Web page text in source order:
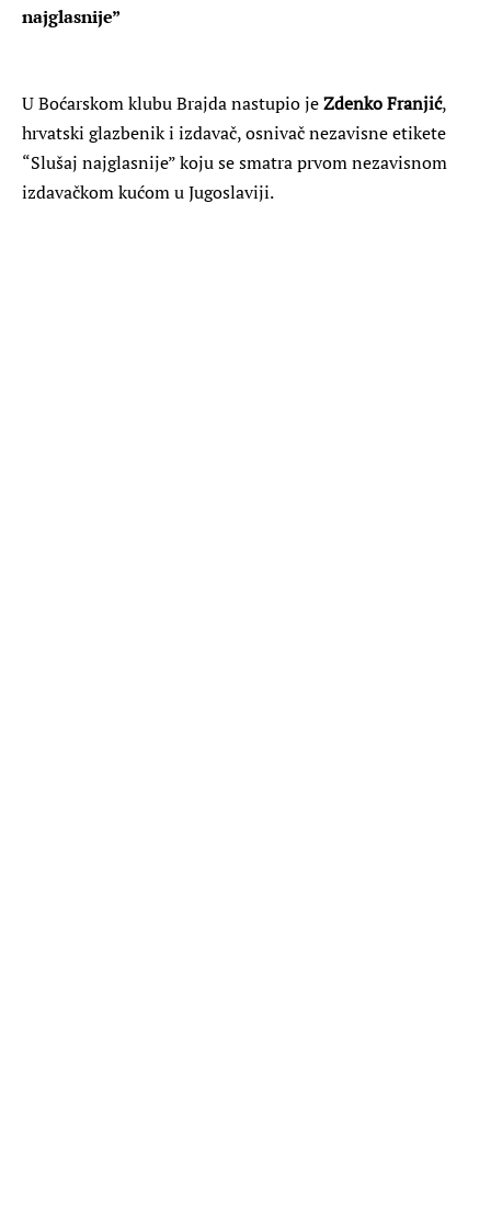
najglasnije”
U Boćarskom klubu Brajda nastupio jeZdenkoFranjić,
hrvatski glazbenik i izdavač, osnivač nezavisne etikete
“Slušaj najglasnije” koju se smatra prvom nezavisnom
izdavačkom kućom u Jugoslaviji.